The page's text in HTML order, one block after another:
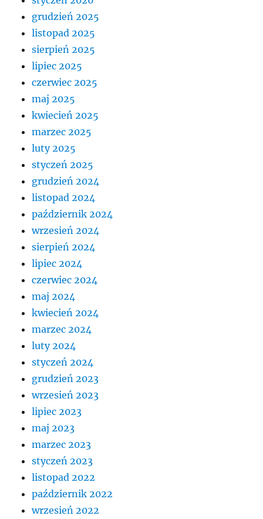
grudzień 2025
listopad 2025
sierpień 2025
lipiec 2025
czerwiec 2025
maj 2025
kwiecień 2025
marzec 2025
luty 2025
styczeń 2025
grudzień 2024
listopad 2024
październik 2024
wrzesień 2024
sierpień 2024
lipiec 2024
czerwiec 2024
maj 2024
kwiecień 2024
marzec 2024
luty 2024
styczeń 2024
grudzień 2023
wrzesień 2023
lipiec 2023
maj 2023
marzec 2023
styczeń 2023
listopad 2022
październik 2022
wrzesień 2022